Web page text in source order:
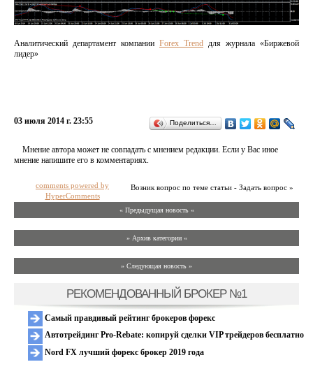
Аналитический департамент компании Forex Trend для журнала «Биржевой
лидер»
03 июля 2014 г. 23:55 Поделиться…
Мнение автора может не совпадать с мнением редакции. Если у Вас иное
мнение напишите его в комментариях.
Возник вопрос по теме статьи - Задать вопрос »
comments powered by
HyperComments
« Предыдущая новость «
» Архив категории «
» Следующая новость »
РЕКОМЕНДОВАННЫЙ БРОКЕР №1
Самый правдивый рейтинг брокеров форекс
Автотрейдинг Pro-Rebate: копируй сделки VIP трейдеров бесплатно
Nord FX лучший форекс брокер 2019 года